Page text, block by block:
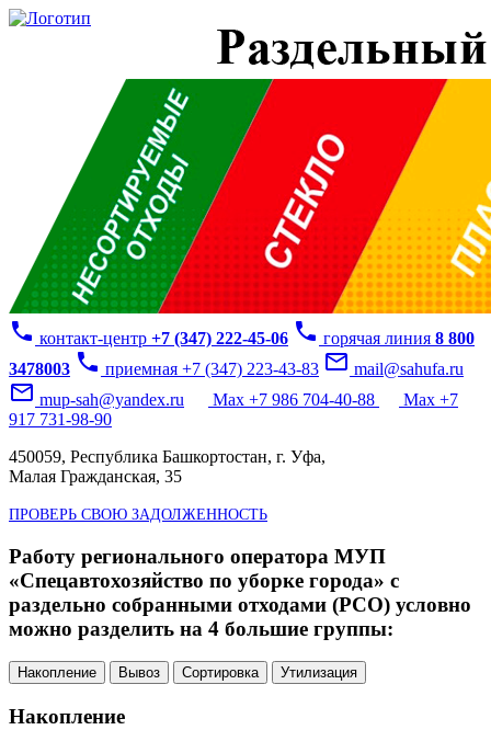
phone контакт-центр +7 (347) 222-45-06 phone горячая линия 8 800
3478003 phone приемная +7 (347) 223-43-83 mail_outline mail@sahufa.ru
mail_outline mup-sah@yandex.ru Max +7 986 704-40-88
Max +7
917 731-98-90
450059, Республика Башкортостан, г. Уфа,
Малая Гражданская, 35
ПРОВЕРЬ СВОЮ ЗАДОЛЖЕННОСТЬ
Работу регионального оператора МУП
«Спецавтохозяйство по уборке города» с
раздельно собранными отходами (РСО) условно
можно разделить на 4 большие группы:
Накопление Вывоз Сортировка Утилизация
Накопление